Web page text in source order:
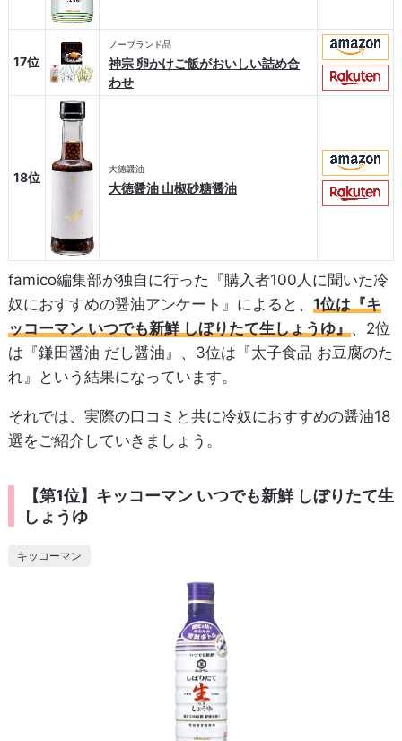
17位
ノーブランド品
神宗 卵かけご飯がおいしい詰め合
わせ
18位
大徳醤油
大徳醤油 山椒砂糖醤油
famico編集部が独自に行った『購入者100人に聞いた冷
奴におすすめの醤油アンケート』によると、 1位は『キ
ッコーマン いつでも新鮮 しぼりたて生しょうゆ』、2位
は『鎌田醤油 だし醤油』、3位は『太子食品 お豆腐のた
れ』という結果になっています。
それでは、実際の口コミと共に冷奴におすすめの醤油18
選をご紹介していきましょう。
【第1位】キッコーマン いつでも新鮮 しぼりたて生
しょうゆ
キッコーマン